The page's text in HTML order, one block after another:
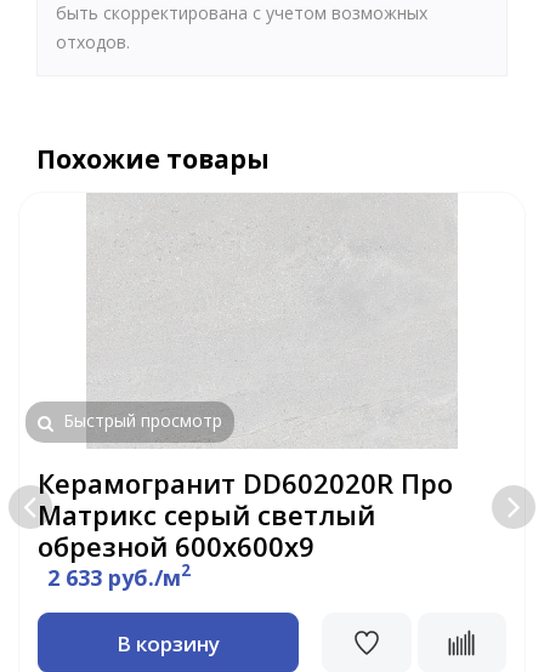
быть скорректирована с учетом возможных
отходов.
Похожие товары
Быстрый просмотр
Керамогранит DD602020R Про
Матрикс серый светлый
обрезной 600х600х9
2 633 руб./м2
В корзину